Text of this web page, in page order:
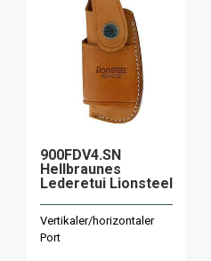
900FDV4.SN
Hellbraunes
Lederetui Lionsteel
Vertikaler/horizontaler
Port